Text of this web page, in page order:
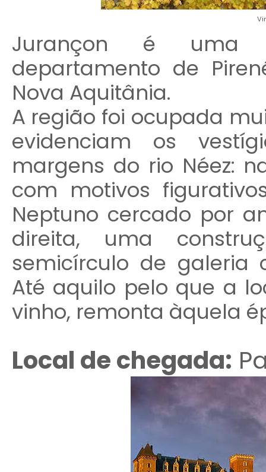
Jurançon é uma
departamento de
Nova Aquitânia.
A região foi ocupada
evidenciam os
margens do rio Néez:
com motivos
Neptuno cercado por
direita, uma
semicírculo de galeria
Até aquilo pelo que a
vinho, remonta àquela
Local de chegada: